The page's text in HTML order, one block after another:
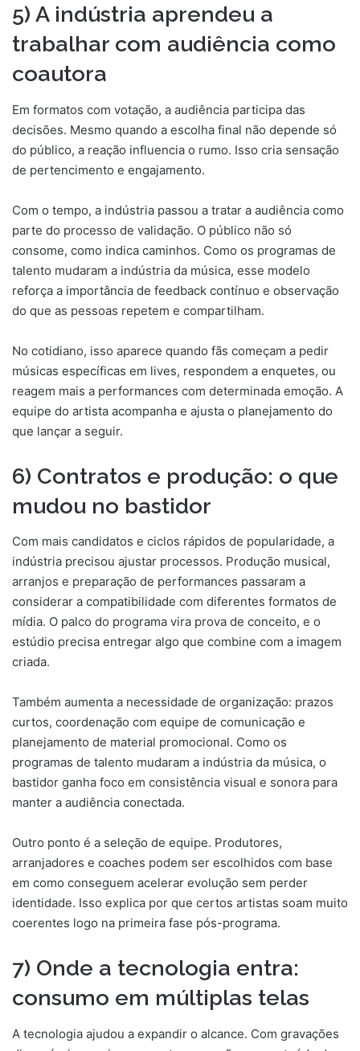
5) A indústria aprendeu a
trabalhar com audiência como
coautora
Em formatos com votação, a audiência participa das
decisões. Mesmo quando a escolha final não depende só
do público, a reação influencia o rumo. Isso cria sensação
de pertencimento e engajamento.
Com o tempo, a indústria passou a tratar a audiência como
parte do processo de validação. O público não só
consome, como indica caminhos. Como os programas de
talento mudaram a indústria da música, esse modelo
reforça a importância de feedback contínuo e observação
do que as pessoas repetem e compartilham.
No cotidiano, isso aparece quando fãs começam a pedir
músicas específicas em lives, respondem a enquetes, ou
reagem mais a performances com determinada emoção. A
equipe do artista acompanha e ajusta o planejamento do
que lançar a seguir.
6) Contratos e produção: o que
mudou no bastidor
Com mais candidatos e ciclos rápidos de popularidade, a
indústria precisou ajustar processos. Produção musical,
arranjos e preparação de performances passaram a
considerar a compatibilidade com diferentes formatos de
mídia. O palco do programa vira prova de conceito, e o
estúdio precisa entregar algo que combine com a imagem
criada.
Também aumenta a necessidade de organização: prazos
curtos, coordenação com equipe de comunicação e
planejamento de material promocional. Como os
programas de talento mudaram a indústria da música, o
bastidor ganha foco em consistência visual e sonora para
manter a audiência conectada.
Outro ponto é a seleção de equipe. Produtores,
arranjadores e coaches podem ser escolhidos com base
em como conseguem acelerar evolução sem perder
identidade. Isso explica por que certos artistas soam muito
coerentes logo na primeira fase pós-programa.
7) Onde a tecnologia entra:
consumo em múltiplas telas
A tecnologia ajudou a expandir o alcance. Com gravações